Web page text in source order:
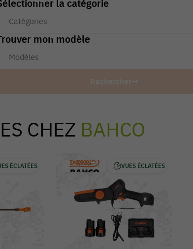
la catégorie
mon modèle
Rechercher
CHEZ BAHCO
ÉCLATÉES VUES ÉCLATÉES